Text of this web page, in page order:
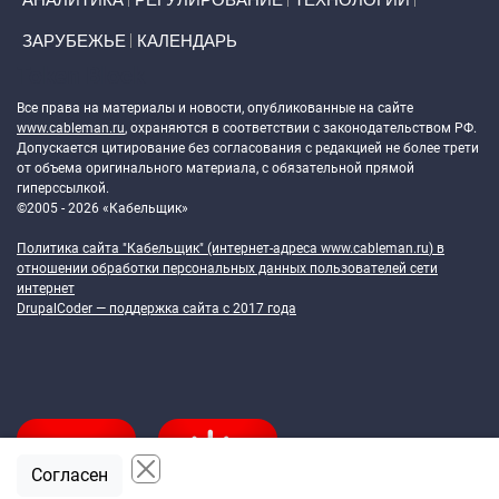
ЗАРУБЕЖЬЕ КАЛЕНДАРЬ
Все права на материалы и новости, опубликованные на сайте
www.cableman.ru, охраняются в соответствии с законодательством РФ.
Допускается цитирование без согласования с редакцией не более трети
от объема оригинального материала, с обязательной прямой
гиперссылкой.
©2005 - 2026 «Кабельщик»
Политика сайта "Кабельщик" (интернет-адреса www.cableman.ru) в
отношении обработки персональных данных пользователей сети
интернет
DrupalCoder — поддержка сайта c 2017 года
Согласен